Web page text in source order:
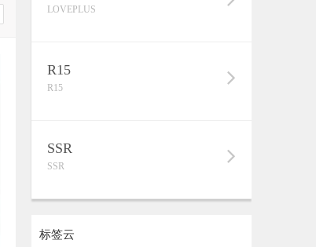
LOVEPLUS
R15
R15
SSR
SSR
标签云